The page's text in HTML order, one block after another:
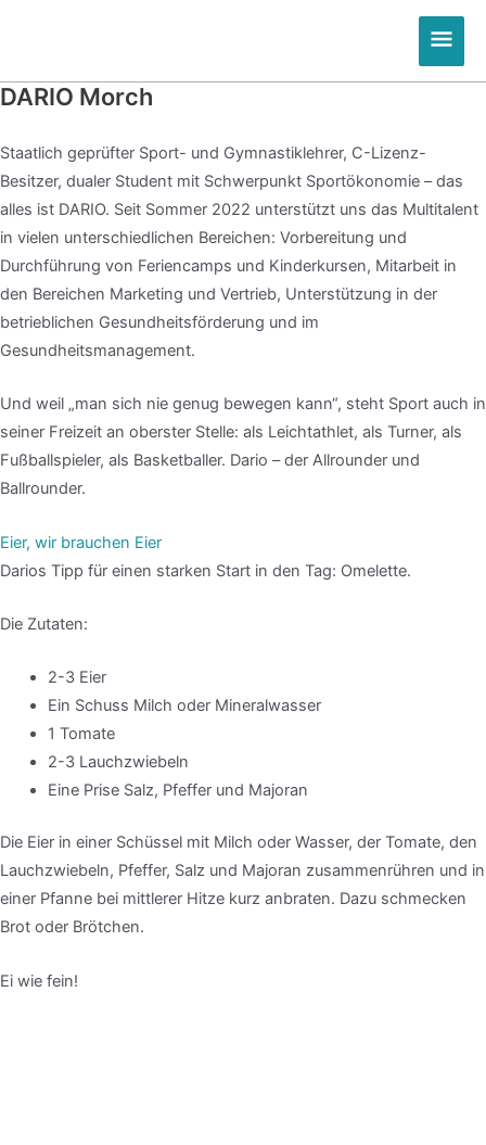
DARIO Morch
Staatlich geprüfter Sport- und Gymnastiklehrer, C-Lizenz-
Besitzer, dualer Student mit Schwerpunkt Sportökonomie – das
alles ist DARIO. Seit Sommer 2022 unterstützt uns das Multitalent
in vielen unterschiedlichen Bereichen: Vorbereitung und
Durchführung von Feriencamps und Kinderkursen, Mitarbeit in
den Bereichen Marketing und Vertrieb, Unterstützung in der
betrieblichen Gesundheitsförderung und im
Gesundheitsmanagement.
Und weil „man sich nie genug bewegen kann“, steht Sport auch in
seiner Freizeit an oberster Stelle: als Leichtathlet, als Turner, als
Fußballspieler, als Basketballer. Dario – der Allrounder und
Ballrounder.
Eier, wir brauchen Eier
Darios Tipp für einen starken Start in den Tag: Omelette.
Die Zutaten:
2-3 Eier
Ein Schuss Milch oder Mineralwasser
1 Tomate
2-3 Lauchzwiebeln
Eine Prise Salz, Pfeffer und Majoran
Die Eier in einer Schüssel mit Milch oder Wasser, der Tomate, den
Lauchzwiebeln, Pfeffer, Salz und Majoran zusammenrühren und in
einer Pfanne bei mittlerer Hitze kurz anbraten. Dazu schmecken
Brot oder Brötchen.
Ei wie fein!